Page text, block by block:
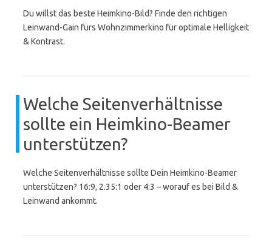
Du willst das beste Heimkino-Bild? Finde den richtigen
Leinwand-Gain fürs Wohnzimmerkino für optimale Helligkeit
& Kontrast.
Welche Seitenverhältnisse
sollte ein Heimkino-Beamer
unterstützen?
Welche Seitenverhältnisse sollte Dein Heimkino-Beamer
unterstützen? 16:9, 2.35:1 oder 4:3 – worauf es bei Bild &
Leinwand ankommt.